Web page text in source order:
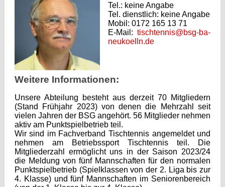
Tel.: keine Angabe
Tel. dienstlich: keine Angabe
Mobil: 0172 165 13 71
E-Mail:tischtennis@bsg-ba-
neukoelln.de
Weitere Informationen:
Unsere Abteilung besteht aus derzeit 70 Mitgliedern
(Stand Frühjahr 2023) von denen die Mehrzahl seit
vielen Jahren der BSG angehört. 56 Mitglieder nehmen
aktiv am Punktspielbetrieb teil.
Wir sind im Fachverband Tischtennis angemeldet und
nehmen am Betriebssport Tischtennis teil. Die
Mitgliederzahl ermöglicht uns in der Saison 2023/24
die Meldung von fünf Mannschaften für den normalen
Punktspielbetrieb (Spielklassen von der 2. Liga bis zur
4. Klasse) und fünf Mannschaften im Seniorenbereich